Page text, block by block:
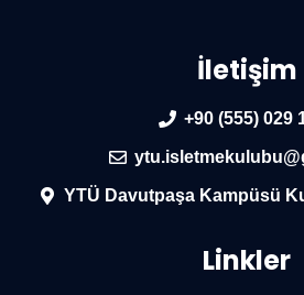
İletişim
+90 (555) 029
YTÜ Davutpaşa Kampüsü
Linkler